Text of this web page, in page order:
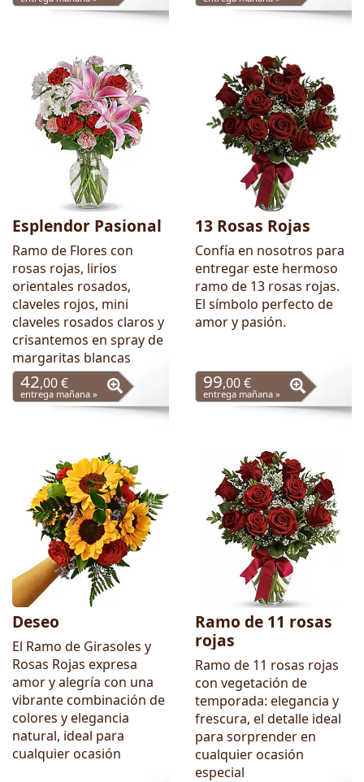
Esplendor Pasional
Ramo de Flores con
rosas rojas, lirios
orientales rosados,
claveles rojos, mini
claveles rosados claros y
crisantemos en spray de
margaritas blancas
42,00 €
entrega mañana »
13 Rosas Rojas
Confía en nosotros para
entregar este hermoso
ramo de 13 rosas rojas.
El símbolo perfecto de
amor y pasión.
99,00 €
entrega mañana »
Deseo
El Ramo de Girasoles y
Rosas Rojas expresa
amor y alegría con una
vibrante combinación de
colores y elegancia
natural, ideal para
cualquier ocasión
Ramo de 11 rosas
rojas
Ramo de 11 rosas rojas
con vegetación de
temporada: elegancia y
frescura, el detalle ideal
para sorprender en
cualquier ocasión
especial